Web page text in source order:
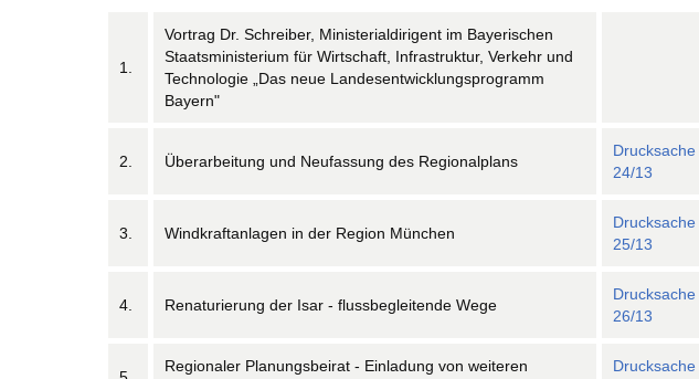
1.
Vortrag Dr. Schreiber, Ministerialdirigent im Bayerischen
Staatsministerium für Wirtschaft, Infrastruktur, Verkehr und
Technologie „Das neue Landesentwicklungsprogramm
Bayern"
2. Überarbeitung und Neufassung des Regionalplans
Drucksache
24/13
3. Windkraftanlagen in der Region München
Drucksache
25/13
4. Renaturierung der Isar - flussbegleitende Wege
Drucksache
26/13
Regionaler Planungsbeirat - Einladung von weiteren
Drucksache